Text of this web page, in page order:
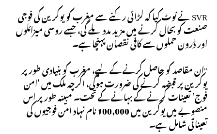
SVR نے نوٹ کیا کہ لڑائی رکنے سے مغرب کو یوکرین کی فوجی
صنعت کو بحال کرنے میں مزید مدد ملے گی، جسے روسی میزائلوں
اور ڈرون حملوں سے کافی نقصان پہنچا ہے۔
"ان مقاصد کو حاصل کرنے کے لیے، مغرب کو بنیادی طور پر
یوکرین پر قبضہ کرنے کی ضرورت ہوگی، اگرچہ ملک میں ‘امن
فوج’ تعینات کرنے کے بہانے کے تحت۔ مبینہ طور پر اس
منصوبے میں یوکرین میں 100,000 نام نہاد امن فوجیوں کی
تعیناتی شامل ہے۔